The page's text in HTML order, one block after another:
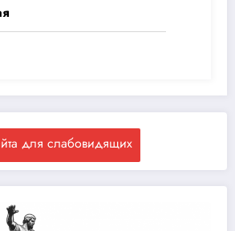
для слабовидящих